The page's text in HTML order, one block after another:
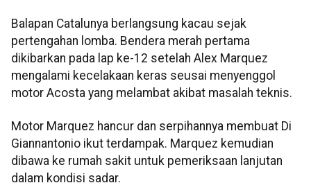
Balapan Catalunya berlangsung kacau sejak
pertengahan lomba. Bendera merah pertama
dikibarkan pada lap ke-12 setelah Alex Marquez
mengalami kecelakaan keras seusai menyenggol
motor Acosta yang melambat akibat masalah teknis.
Motor Marquez hancur dan serpihannya membuat Di
Giannantonio ikut terdampak. Marquez kemudian
dibawa ke rumah sakit untuk pemeriksaan lanjutan
dalam kondisi sadar.